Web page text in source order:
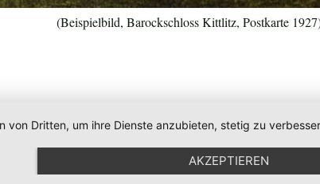
(Beispielbild, Barockschloss Kittlitz, Postkarte
von Dritten, um ihre Dienste anzubieten, stetig zu
AKZEPTIEREN